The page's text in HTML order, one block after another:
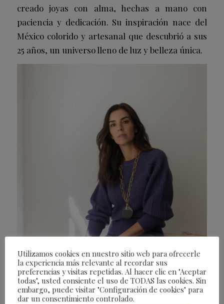
creado joyas con alma, hechas a mano con
paciencia y dedicación. Su inspiración nace del
México colorido y artesanal que descubrió a sus
25 años, un universo lleno de luz y belleza única.
Utilizamos cookies en nuestro sitio web para ofrecerle
la experiencia más relevante al recordar sus
preferencias y visitas repetidas. Al hacer clic en "Aceptar
todas", usted consiente el uso de TODAS las cookies. Sin
embargo, puede visitar "Configuración de cookies" para
dar un consentimiento controlado.